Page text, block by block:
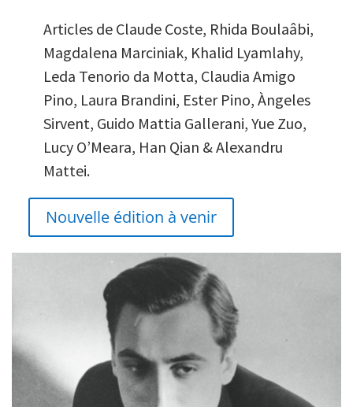
Articles de Claude Coste, Rhida Boulaâbi,
Magdalena Marciniak, Khalid Lyamlahy,
Leda Tenorio da Motta, Claudia Amigo
Pino, Laura Brandini, Ester Pino, Àngeles
Sirvent, Guido Mattia Gallerani, Yue Zuo,
Lucy O’Meara, Han Qian & Alexandru
Mattei.
Nouvelle édition à venir